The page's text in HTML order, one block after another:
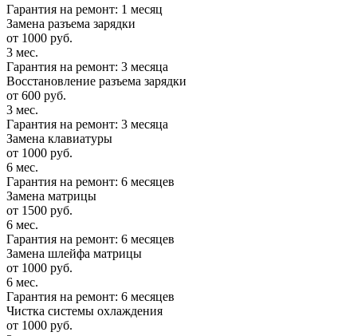
Гарантия на ремонт: 1 месяц
Замена разъема зарядки
от 1000 руб.
3 мес.
Гарантия на ремонт: 3 месяца
Восстановление разъема зарядки
от 600 руб.
3 мес.
Гарантия на ремонт: 3 месяца
Замена клавиатуры
от 1000 руб.
6 мес.
Гарантия на ремонт: 6 месяцев
Замена матрицы
от 1500 руб.
6 мес.
Гарантия на ремонт: 6 месяцев
Замена шлейфа матрицы
от 1000 руб.
6 мес.
Гарантия на ремонт: 6 месяцев
Чистка системы охлаждения
от 1000 руб.